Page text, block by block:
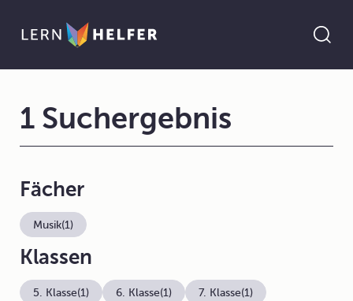
1 Suchergebnis
Fächer
Musik(1)
Klassen
5. Klasse(1) 6. Klasse(1) 7. Klasse(1)